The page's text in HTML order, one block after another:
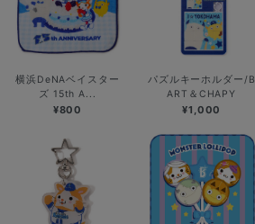
横浜DeNAベイスター
ズ 15th A...
¥800
パズルキーホルダー/B
ART＆CHAPY
¥1,000